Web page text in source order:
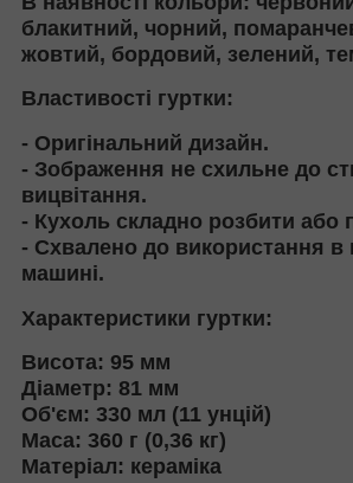
блакитний, чорний,
жовтий, бордовий, зелений,
Властивості гуртки:
- Оригінальний дизайн.
- Зображення не схильне до
вицвітання.
- Кухоль складно розбити або
- Схвалено до використання в
машині.
Характеристики гуртки:
Висота: 95 мм
Діаметр: 81 мм
Об'єм: 330 мл (11 унцій)
Маса: 360 г (0,36 кг)
Матеріал: кераміка